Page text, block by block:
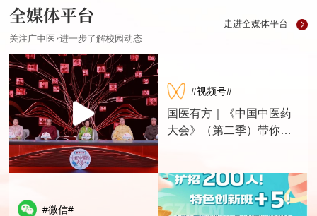
全媒体平台
关注广中医，进一步了解校园动态
走进全媒体平台
#视频号#
国医有方｜《中国中医药
大会》（第二季）带你解
#微信#